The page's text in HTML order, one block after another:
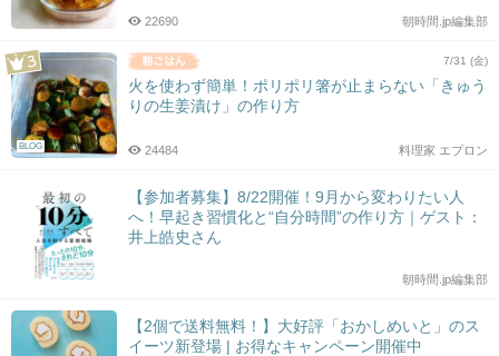
朝時間.jp編集部
22690
BLOG
7/31 (金)
火を使わず簡単！ポリポリ箸が止まらない「きゅう
りの生姜漬け」の作り方
料理家 エプロン
24484
【参加者募集】8/22開催！9月から変わりたい人
へ！早起き習慣化と“自分時間”の作り方｜ゲスト：
井上皓史さん
朝時間.jp編集部
【2個で送料無料！】大好評「おかしめいと」のス
イーツ新登場 | お得なキャンペーン開催中